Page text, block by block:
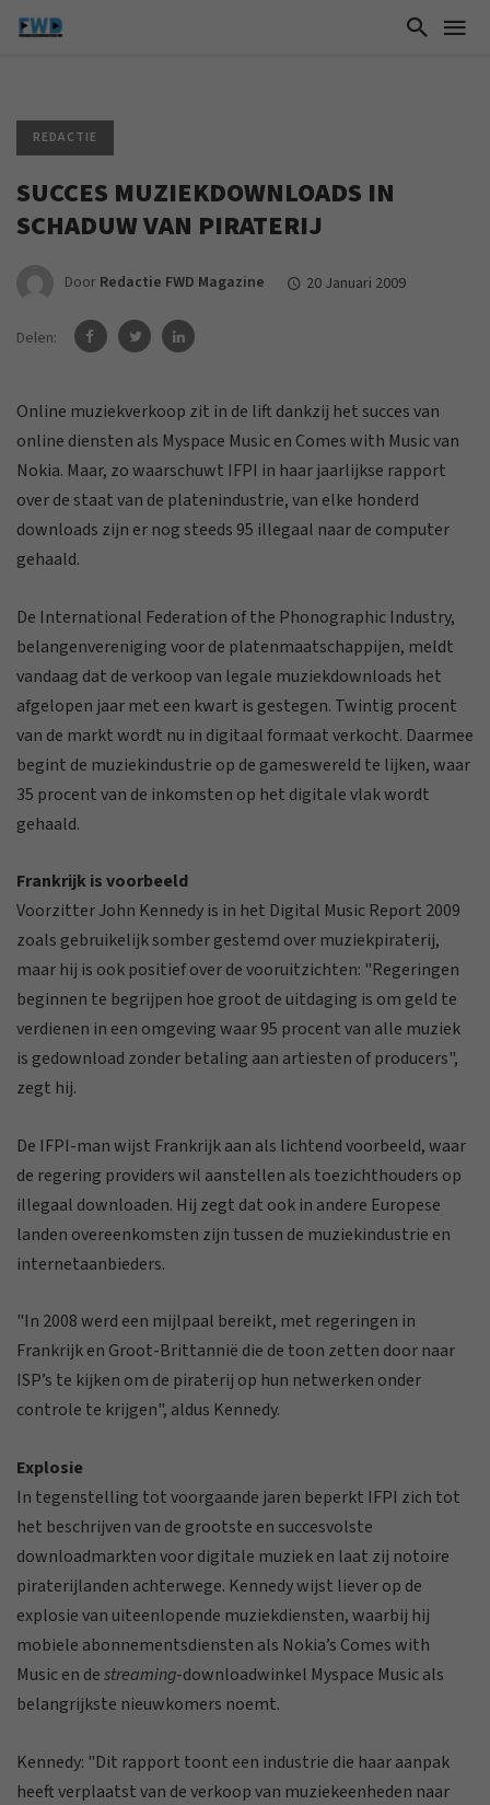
REDACTIE
SUCCES MUZIEKDOWNLOADS IN
SCHADUW VAN PIRATERIJ
Door Redactie FWD Magazine 20 Januari 2009
Delen:
Online muziekverkoop zit in de lift dankzij het succes van
online diensten als Myspace Music en Comes with Music van
Nokia. Maar, zo waarschuwt IFPI in haar jaarlijkse rapport
over de staat van de platenindustrie, van elke honderd
downloads zijn er nog steeds 95 illegaal naar de computer
gehaald.
De International Federation of the Phonographic Industry,
belangenvereniging voor de platenmaatschappijen, meldt
vandaag dat de verkoop van legale muziekdownloads het
afgelopen jaar met een kwart is gestegen. Twintig procent
van de markt wordt nu in digitaal formaat verkocht. Daarmee
begint de muziekindustrie op de gameswereld te lijken, waar
35 procent van de inkomsten op het digitale vlak wordt
gehaald.
Frankrijk is voorbeeld
Voorzitter John Kennedy is in het Digital Music Report 2009
zoals gebruikelijk somber gestemd over muziekpiraterij,
maar hij is ook positief over de vooruitzichten: "Regeringen
beginnen te begrijpen hoe groot de uitdaging is om geld te
verdienen in een omgeving waar 95 procent van alle muziek
is gedownload zonder betaling aan artiesten of producers",
zegt hij.
De IFPI-man wijst Frankrijk aan als lichtend voorbeeld, waar
de regering providers wil aanstellen als toezichthouders op
illegaal downloaden. Hij zegt dat ook in andere Europese
landen overeenkomsten zijn tussen de muziekindustrie en
internetaanbieders.
"In 2008 werd een mijlpaal bereikt, met regeringen in
Frankrijk en Groot-Brittannië die de toon zetten door naar
ISP’s te kijken om de piraterij op hun netwerken onder
controle te krijgen", aldus Kennedy.
Explosie
In tegenstelling tot voorgaande jaren beperkt IFPI zich tot
het beschrijven van de grootste en succesvolste
downloadmarkten voor digitale muziek en laat zij notoire
piraterijlanden achterwege. Kennedy wijst liever op de
explosie van uiteenlopende muziekdiensten, waarbij hij
mobiele abonnementsdiensten als Nokia’s Comes with
Music en destreaming-downloadwinkel Myspace Music als
belangrijkste nieuwkomers noemt.
Kennedy: "Dit rapport toont een industrie die haar aanpak
heeft verplaatst van de verkoop van muziekeenheden naar